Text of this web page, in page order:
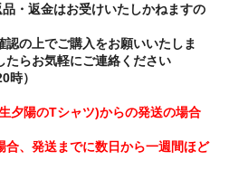
品・返金はお受けいたしかねますの
認の上でご購入をお願いいたしま
たらお気軽にご連絡ください
時）
夕陽のTシャツ)からの発送の場合
合、発送までに数日から一週間ほど